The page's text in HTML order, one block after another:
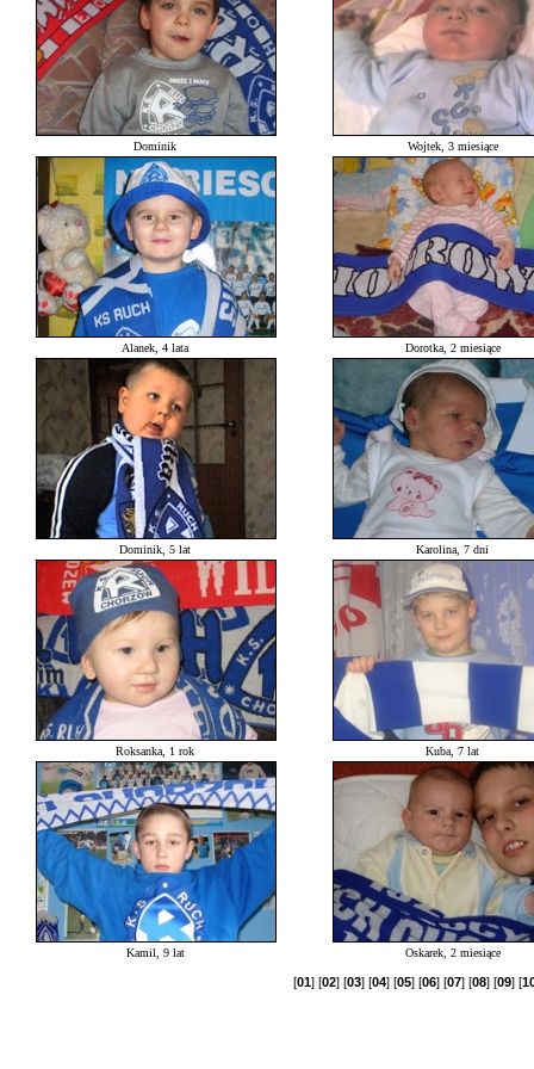
Dominik Wojtek, 3 miesiące
Alanek, 4 lata Dorotka, 2 miesiące
Dominik, 5 lat Karolina, 7 dni
Roksanka, 1 rok Kuba, 7 lat
Kamil, 9 lat Oskarek, 2 miesiące
[01] [02] [03] [04] [05] [06] [07] [08] [09] [